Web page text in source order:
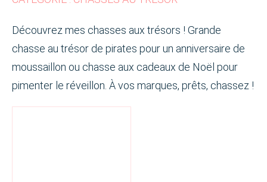
Découvrez mes chasses aux trésors ! Grande
chasse au trésor de pirates pour un anniversaire de
moussaillon ou chasse aux cadeaux de Noël pour
pimenter le réveillon. À vos marques, prêts, chassez !